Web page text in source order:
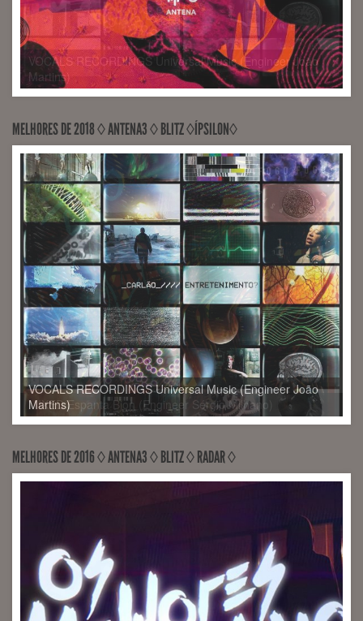
VOCALS RECORDINGS Universal Music (Engineer João
Martins)
MELHORES DE 2018 ◊ ANTENA3 ◊ BLITZ ◊ÍPSILON◊
MIXED Espanta Bjon (Engineer Sérgio Milhano)
MELHORES DE 2016 ◊ ANTENA3 ◊ BLITZ ◊ RADAR ◊